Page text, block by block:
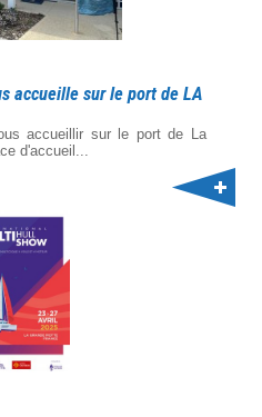
accueille sur le port de LA
accueillir sur le port de La
d'accueil...